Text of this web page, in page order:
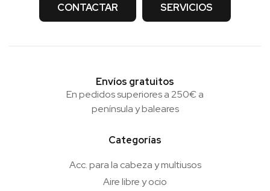
CONTACTAR SERVICIOS
Envíos gratuitos
En pedidos superiores a 250€ a
península y baleares
Categorías
Acc. para la cabeza y multiusos
Aire libre y ocio